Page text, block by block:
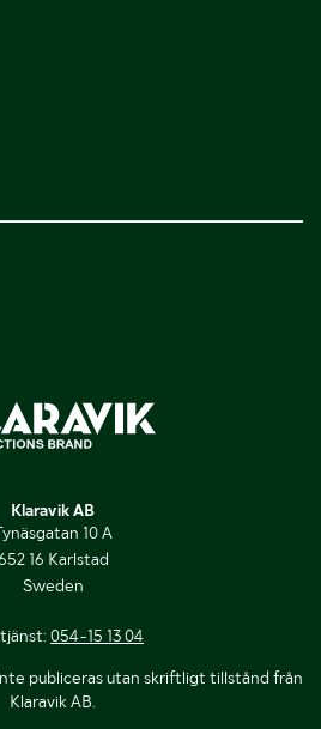
Klaravik AB
10 A
16 Karlstad
Sweden
054-15 13 04
publiceras utan skriftligt tillstånd från
Klaravik AB.